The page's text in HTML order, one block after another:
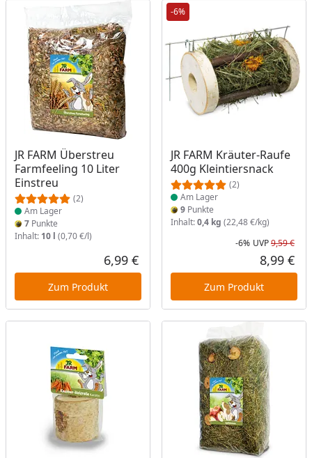
JR FARM Überstreu
Farmfeeling 10 Liter
Einstreu
(2)
Produkt am Lager
Am Lager
7 Punkte
Inhalt: 10 l (0,70 €/l)
Aktueller Preis
6,99 €
Zum Produkt
-6%
JR FARM Kräuter-Raufe
400g Kleintiersnack
(2)
Produkt am Lager
Am Lager
9Punkte
Inhalt:0,4 kg (22,48 €/kg)
-6% UVP9,59 €
8,99 €
Zum Produkt